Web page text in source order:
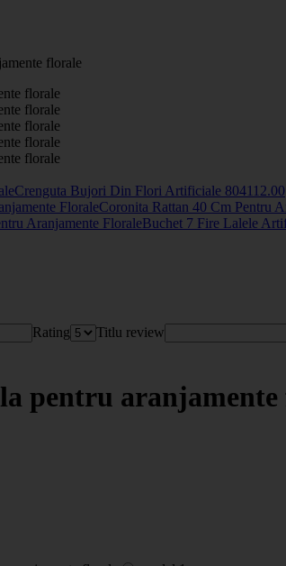
florale
Crenguta Bujori Din Flori Artificiale 8041 12.00
Coronita Rattan 40 Cm Pentru
Buchet 7 Fire Lalele
Rating Titlu review
pentru aranjamente